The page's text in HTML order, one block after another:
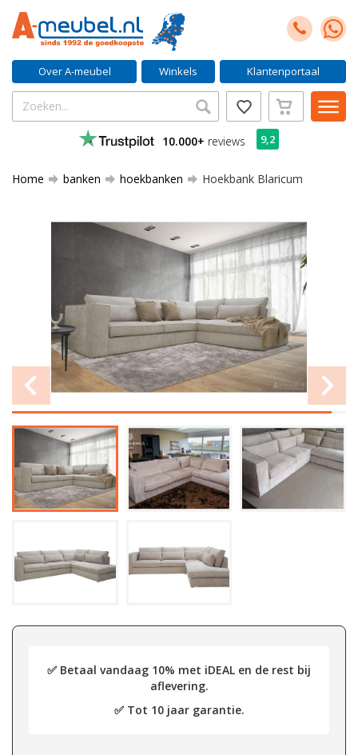
Over A-meubel Winkels Klantenportaal
10.000+ reviews 9,2
Home banken hoekbanken Hoekbank Blaricum
✅ Betaal vandaag 10% met iDEAL en de rest bij
aflevering.
✅ Tot 10 jaar garantie.